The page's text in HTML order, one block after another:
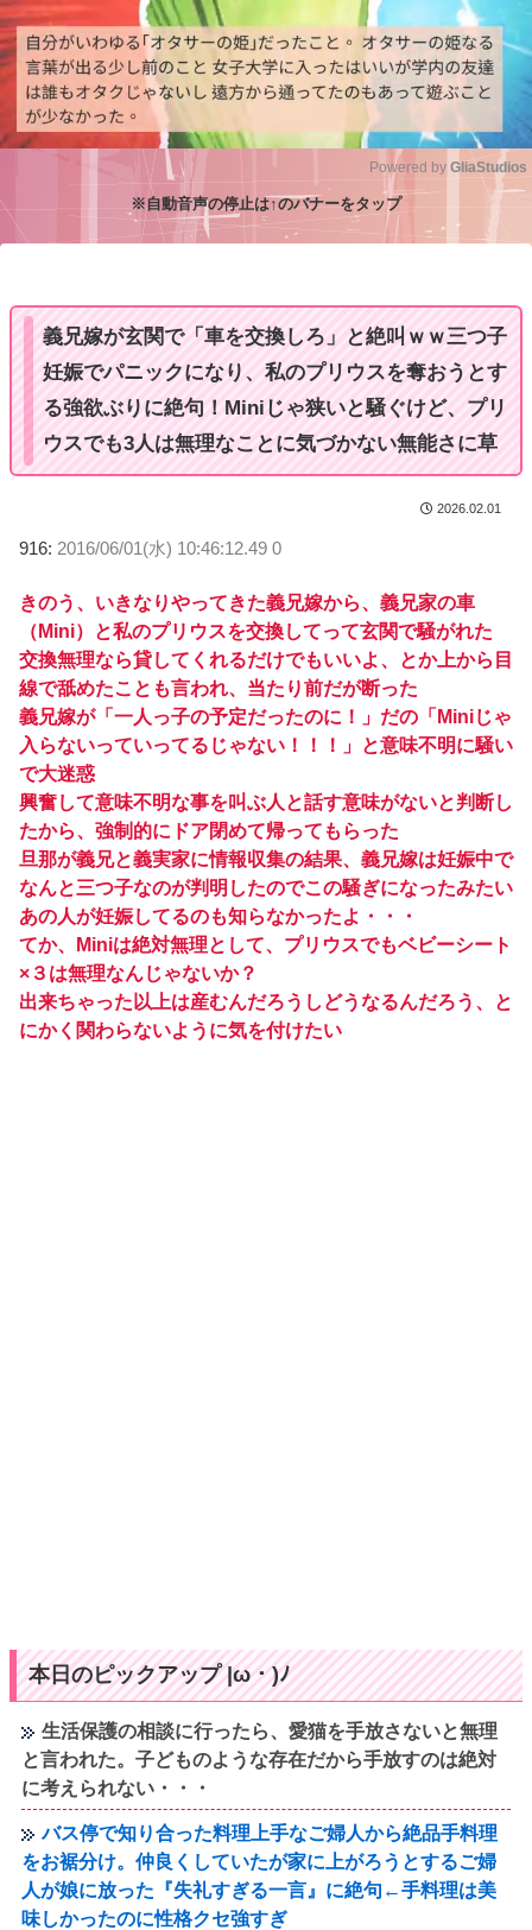
Powered by GliaStudios
※自動音声の停止は↑のバナーをタップ
義兄嫁が玄関で「車を交換しろ」と絶叫ｗｗ三つ子
妊娠でパニックになり、私のプリウスを奪おうとす
る強欲ぶりに絶句！Miniじゃ狭いと騒ぐけど、プリ
ウスでも3人は無理なことに気づかない無能さに草
2026.02.01
916: 2016/06/01(水) 10:46:12.49 0
きのう、いきなりやってきた義兄嫁から、義兄家の車
（Mini）と私のプリウスを交換してって玄関で騒がれた
交換無理なら貸してくれるだけでもいいよ、とか上から目
線で舐めたことも言われ、当たり前だが断った
義兄嫁が「一人っ子の予定だったのに！」だの「Miniじゃ
入らないっていってるじゃない！！！」と意味不明に騒い
で大迷惑
興奮して意味不明な事を叫ぶ人と話す意味がないと判断し
たから、強制的にドア閉めて帰ってもらった
旦那が義兄と義実家に情報収集の結果、義兄嫁は妊娠中で
なんと三つ子なのが判明したのでこの騒ぎになったみたい
あの人が妊娠してるのも知らなかったよ・・・
てか、Miniは絶対無理として、プリウスでもベビーシート
×３は無理なんじゃないか？
出来ちゃった以上は産むんだろうしどうなるんだろう、と
にかく関わらないように気を付けたい
本日のピックアップ |ω・)ﾉ
生活保護の相談に行ったら、愛猫を手放さないと無理
と言われた。子どものような存在だから手放すのは絶対
に考えられない・・・
バス停で知り合った料理上手なご婦人から絶品手料理
をお裾分け。仲良くしていたが家に上がろうとするご婦
人が娘に放った『失礼すぎる一言』に絶句←手料理は美
味しかったのに性格クセ強すぎ